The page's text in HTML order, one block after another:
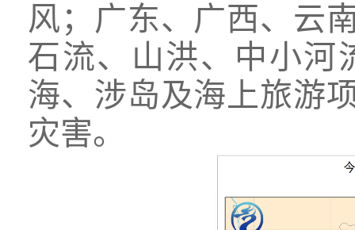
风；广东、广西、云
石流、山洪、中小河
海、涉岛及海上旅游
灾害。